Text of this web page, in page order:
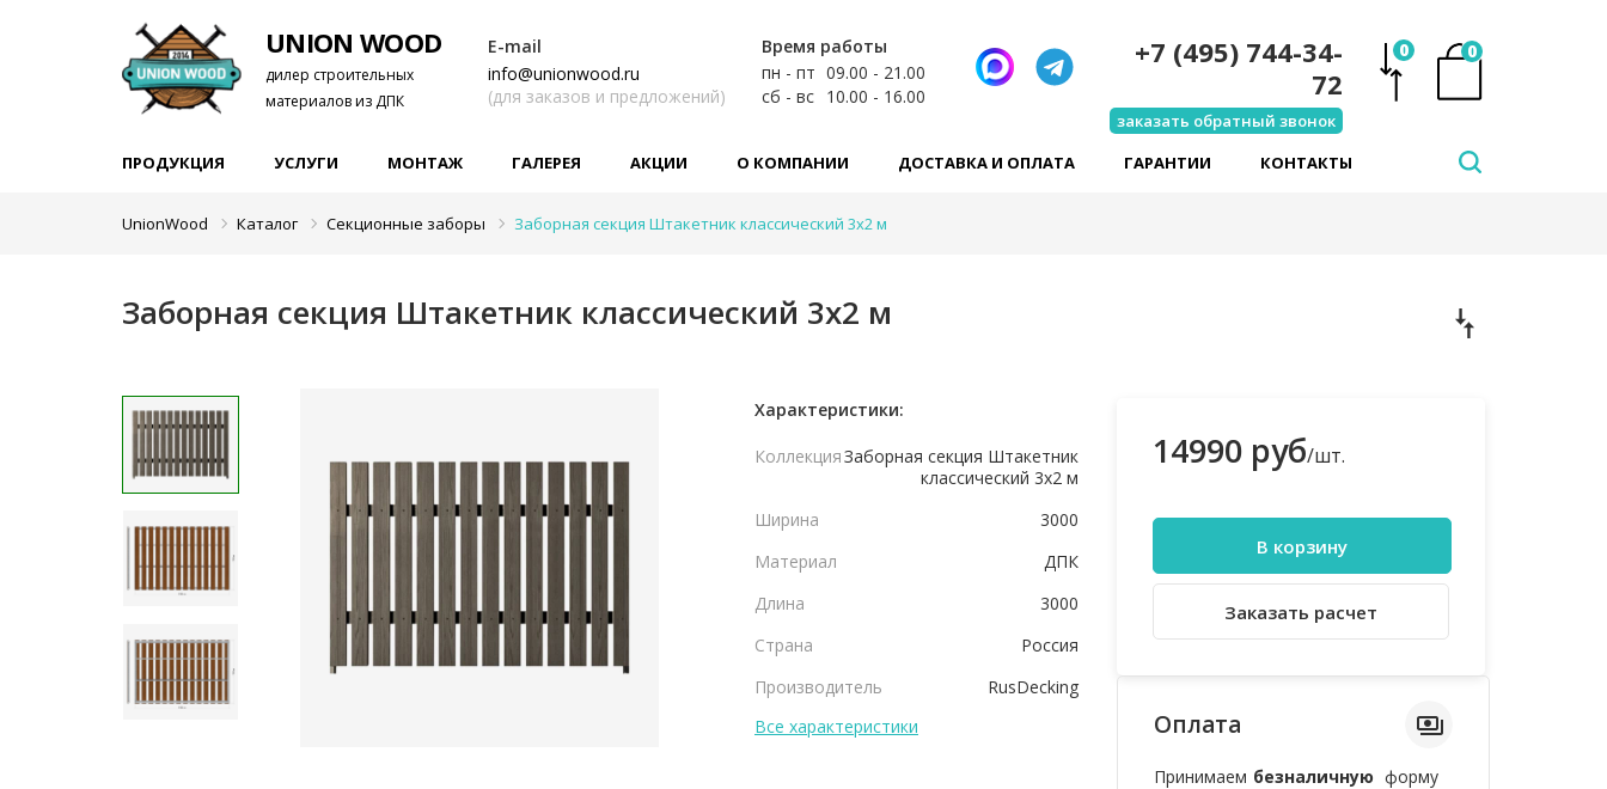
UNION WOOD
дилер строительных
материалов из ДПК
0
0
+7 (495) 744-34-
72
заказать обратный звонок
Время работы
пн - пт 09.00 - 21.00
сб - вс 10.00 - 16.00
E-mail
info@unionwood.ru
(для заказов и предложений)
ПРОДУКЦИЯ УСЛУГИ МОНТАЖ ГАЛЕРЕЯ АКЦИИ О КОМПАНИИ ДОСТАВКА И ОПЛАТА ГАРАНТИИ КОНТАКТЫ
UnionWood Каталог Секционные заборы Заборная секция Штакетник классический 3х2 м
Заборная секция Штакетник классический 3х2 м
Характеристики:
КоллекцияЗаборная секция Штакетник
классический 3х2 м
Ширина
3000
Материал
ДПК
Длина
3000
Страна
Россия
Производитель
RusDecking
Все характеристики
14990 руб/шт.
В корзину
Заказать расчет
Оплата
Принимаем безналичную форму